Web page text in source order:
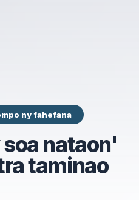
ny fahefana
nataon'
taminao